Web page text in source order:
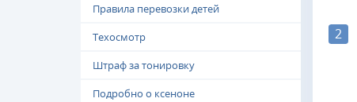
2
Правила перевозки детей
Техосмотр
Штраф за тонировку
Подробно о ксеноне